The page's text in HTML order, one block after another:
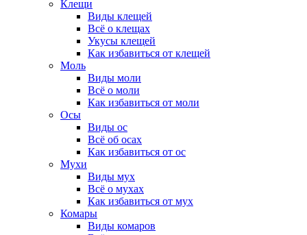
Клещи
Виды клещей
Всё о клещах
Укусы клещей
Как избавиться от клещей
Моль
Виды моли
Всё о моли
Как избавиться от моли
Осы
Виды ос
Всё об осах
Как избавиться от ос
Мухи
Виды мух
Всё о мухах
Как избавиться от мух
Комары
Виды комаров